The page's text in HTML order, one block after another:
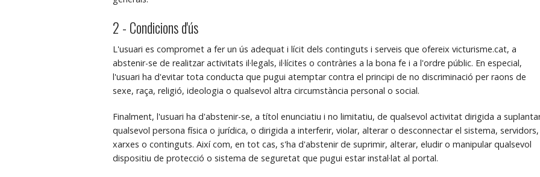
2 - Condicions d'ús
L'usuari es compromet a fer un ús adequat i lícit dels continguts i serveis que ofereix victurisme.cat, a
abstenir-se de realitzar activitats il·legals, il·lícites o contràries a la bona fe i a l'ordre públic. En especial,
l'usuari ha d'evitar tota conducta que pugui atemptar contra el principi de no discriminació per raons de
sexe, raça, religió, ideologia o qualsevol altra circumstància personal o social.
Finalment, l'usuari ha d'abstenir-se, a títol enunciatiu i no limitatiu, de qualsevol activitat dirigida a
qualsevol persona física o jurídica, o dirigida a interferir, violar, alterar o desconnectar el sistema, servidors,
xarxes o continguts. Així com, en tot cas, s'ha d'abstenir de suprimir, alterar, eludir o manipular qualsevol
dispositiu de protecció o sistema de seguretat que pugui estar instal·lat al portal.